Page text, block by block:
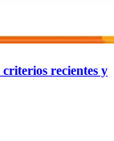
recientes y